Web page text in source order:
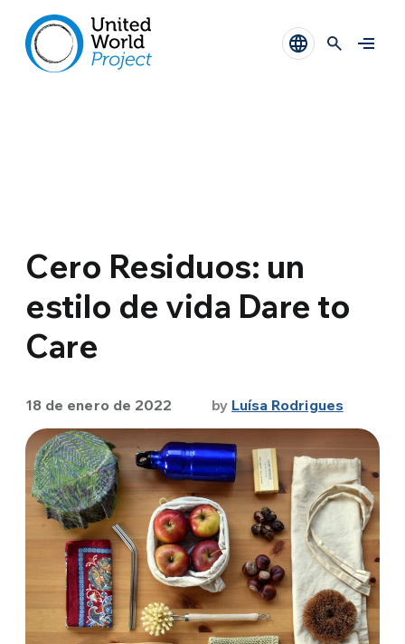
Cero Residuos: un
estilo de vida Dare to
Care
18 de enero de 2022 by Luísa Rodrigues